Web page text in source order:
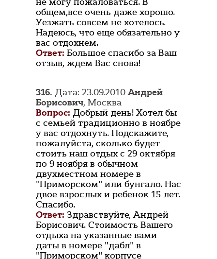
общем,все очень даже хорошо.
Уезжать совсем не хотелось.
Надеюсь, что еще обязательно у
вас отдохнем.
Ответ: Большое спасибо за Ваш
отзыв, ждем Вас снова!
316. Дата: 23.09.2010Андрей
Борисович, Москва
Вопрос: Добрый день! Хотел бы
с семьей традиционно в ноябре
у вас отдохнуть. Подскажите,
пожалуйста, сколько будет
стоить наш отдых с 29 октября
по 9 ноября в обычном
двухместном номере в
"Приморском" или бунгало. Нас
двое взрослых и ребенок 15 лет.
Спасибо.
Ответ: Здравствуйте, Андрей
Борисович. Стоимость Вашего
отдыха на указанные вами
даты в номере "дабл" в
"Приморском" корпусе